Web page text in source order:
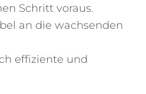
Schritt voraus.
an die wachsenden
effiziente und